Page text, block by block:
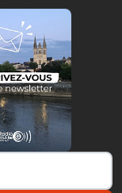
https://radio-g.fr?r326